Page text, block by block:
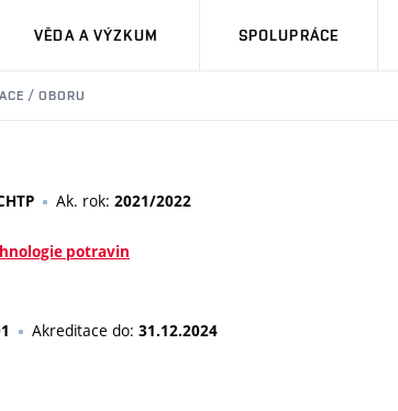
VĚDA A VÝZKUM SPOLUPRÁCE
/ OBORU
Ak. rok: 2021/2022
potravin
Akreditace do: 31.12.2024